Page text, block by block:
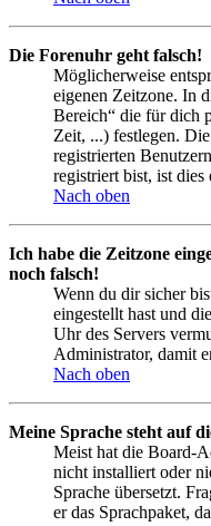
Die Forenuhr geht falsch!
Möglicherweise
eigenen Zeitzone. In
Bereich“ die für dich
Zeit, ...) festlegen.
registrierten
registriert bist, ist
Nach oben
Ich habe die Zeitzone
noch falsch!
Wenn du dir sicher
eingestellt hast und
Uhr des Servers
Administrator, damit
Nach oben
Meine Sprache steht auf
Meist hat die Board-
nicht installiert oder
Sprache übersetzt.
er das Sprachpaket,